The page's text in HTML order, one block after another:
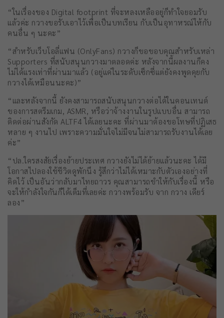
“ในเรื่องของ Digital footprint ที่จะหลงเหลืออยู่ก็ทำใจยอมรับ
แล้วค่ะ กวางขอรับเอาไว้เพื่อเป็นบทเรียน กับเป็นอุทาหรณ์ให้กับ
คนอื่น ๆ นะคะ”
“สำหรับเว็บโอลี่แฟน (OnlyFans) กวางก็ขอขอบคุณสำหรับเหล่า
Supporters ที่สนับสนุนกวางมาตลอดค่ะ หลังจากนี้ผลงานก็คง
ไม่ได้แรงเท่าที่ผ่านมาแล้ว (อยู่แค่ในระดับเซ็กซี่แต่ยังคงพูดคุยกับ
กวางได้เหมือนนะคะ)”
“และหลังจากนี้ ยังคงสามารถสนับสนุนกวางต่อได้ในคอนเทนต์
ของการสตรีมเกม, ASMR, หรือว่าจ้างงานในรูปแบบอื่น สามารถ
ติดต่อผ่านสังกัด ALTF4 ได้เลยนะคะ ที่ผ่านมาต้องขอโทษที่ปฏิเสธ
หลาย ๆ งานไป เพราะความมั่นใจไม่มีจนไม่สามารถรับงานได้เลย
ค่ะ”
“ปล.ใครสงสัยเรื่องย้ายประเทศ กวางยังไม่ได้ย้ายแล้วนะคะ ได้มี
โอกาสไปลองใช้ชีวิตดูพักนึง รู้สึกว่าไม่ได้เหมาะกับตัวเองอย่างที่
คิดไว้ เป็นอันว่ากลับมาไทยถาวร คุณสามารถขำให้กับเรื่องนี้ หรือ
จะให้กำลังใจกันก็ได้เต็มที่เลยค่ะ กวางพร้อมรับ จาก กวาง เดียร์
ลอง”